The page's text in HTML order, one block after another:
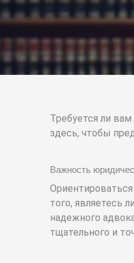
Требуется ли
здесь, чтобы
Важность
того, являетесь
надежного
тщательного и